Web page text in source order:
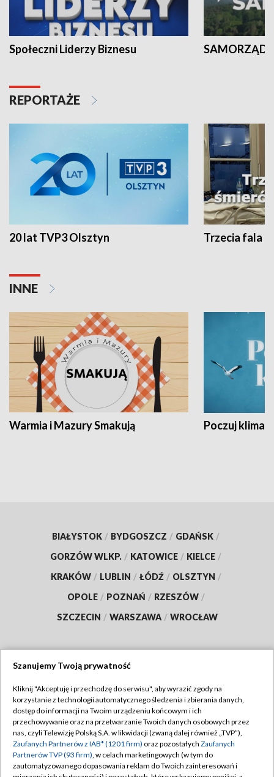
Społeczni Liderzy Biznesu SAMORZĄD
REPORTAŻE
20 lat TVP3 Olsztyn Trzecia fala -
INNE
Warmia i Mazury Smakują Poczuj klimat
BIAŁYSTOK / BYDGOSZCZ / GDAŃSK /
GORZÓW WLKP. / KATOWICE / KIELCE /
KRAKÓW / LUBLIN / ŁÓDŹ / OLSZTYN /
OPOLE / POZNAŃ / RZESZÓW /
SZCZECIN / WARSZAWA / WROCŁAW
TVP
Abonament TVP
Emisja w TVP
Centrum informacji TVP
Regulamin TVP
Polityka prywatności
Moje zgody
Szanujemy Twoją prywatność
Kliknij "Akceptuję i przechodzę do serwisu", aby wyrazić zgody na
korzystanie z technologii automatycznego śledzenia i zbierania danych,
dostęp do informacji na Twoim urządzeniu końcowym i ich
przechowywanie oraz na przetwarzanie Twoich danych osobowych przez
nas, czyli Telewizję Polską S.A. w likwidacji (zwaną dalej również „TVP”),
Zaufanych Partnerów z IAB* (1201 firm) oraz pozostałych Zaufanych
Partnerów TVP (93 firm), w celach marketingowych (w tym do
zautomatyzowanego dopasowania reklam do Twoich zainteresowań i